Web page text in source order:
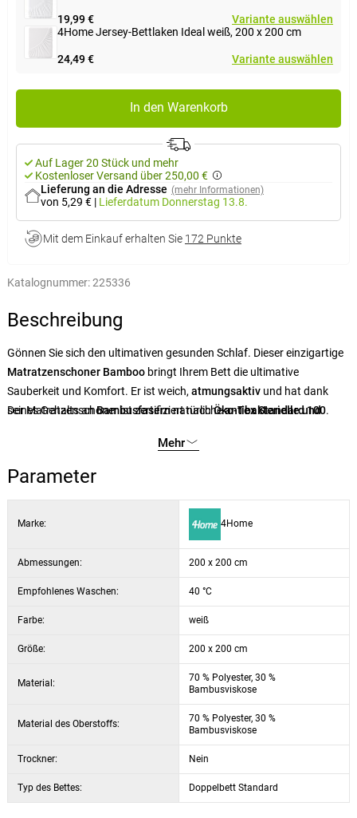
19,99 €
Variante auswählen
4Home Jersey-Bettlaken Ideal weiß, 200 x 200 cm
24,49 € Variante auswählen
In den Warenkorb
Auf Lager 20 Stück und mehr
Kostenloser Versand über 250,00 €
Lieferung an die Adresse (mehr Informationen)
von 5,29 € | Lieferdatum Donnerstag 13.8.
Mit dem Einkauf erhalten Sie 172 Punkte
Katalognummer:225336
Beschreibung
Gönnen Sie sich den ultimativen gesunden Schlaf. Dieser einzigartige
Matratzenschoner Bamboobringt Ihrem Bett die ultimative
Sauberkeit und Komfort. Er ist weich, atmungsaktivund hat dank
seines Gehalts anBambusfasernnatürlicheantibakterielle und
verlängert die Lebensdauer der Matratze
das Eindringen von Schweiß und Schmutz in die Matratze, was eine
perfekte Hygiene deines Bettes garantiert. Der Matratzenschoner ist
einfach zu entfernen und zu waschen, so dass die Pflege fast
mühelos ist.
Die Ecken des Matratzenschützers sind mitpraktischen
Gummibändern zur einfachen Befestigung an der Matratze
mit einer maximalen Höhe von 30 cm geeignet.
Der Matratzenschoner ist zertifiziert nachÖko-Tex Standard 100.
Mehr
Parameter
Marke: 4Home
Abmessungen: 200 x 200 cm
Empfohlenes Waschen: 40 °C
Farbe: weiß
Größe: 200 x 200 cm
Material:
70 % Polyester, 30 %
Bambusviskose
Material des Oberstoffs:
70 % Polyester, 30 %
Bambusviskose
Trockner: Nein
Typ des Bettes: Doppelbett Standard